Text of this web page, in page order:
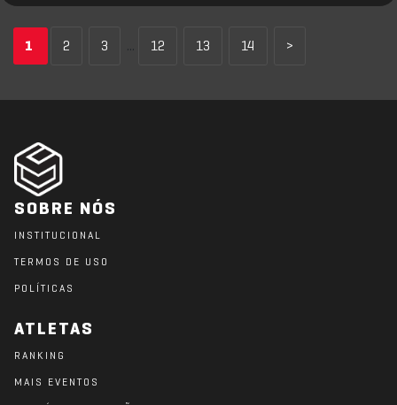
1 2 3 ... 12 13 14 >
SOBRE NÓS
INSTITUCIONAL
TERMOS DE USO
POLÍTICAS
ATLETAS
RANKING
MAIS EVENTOS